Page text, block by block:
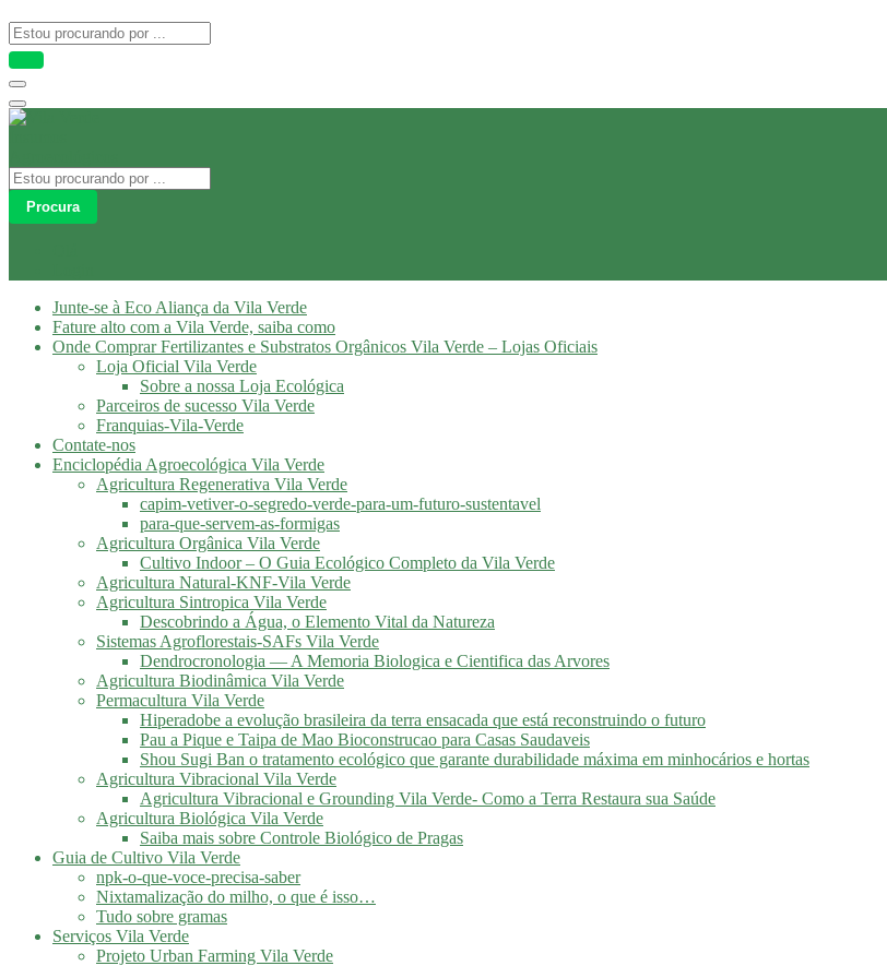
Procura
Junte-se à Eco Aliança da Vila Verde
Fature alto com a Vila Verde, saiba como
Onde Comprar Fertilizantes e Substratos Orgânicos Vila Verde – Lojas Oficiais
Loja Oficial Vila Verde
Sobre a nossa Loja Ecológica
Parceiros de sucesso Vila Verde
Franquias-Vila-Verde
Contate-nos
Enciclopédia Agroecológica Vila Verde
Agricultura Regenerativa Vila Verde
capim-vetiver-o-segredo-verde-para-um-futuro-sustentavel
para-que-servem-as-formigas
Agricultura Orgânica Vila Verde
Cultivo Indoor – O Guia Ecológico Completo da Vila Verde
Agricultura Natural-KNF-Vila Verde
Agricultura Sintropica Vila Verde
Descobrindo a Água, o Elemento Vital da Natureza
Sistemas Agroflorestais-SAFs Vila Verde
Dendrocronologia — A Memoria Biologica e Cientifica das Arvores
Agricultura Biodinâmica Vila Verde
Permacultura Vila Verde
Hiperadobe a evolução brasileira da terra ensacada que está reconstruindo o futuro
Pau a Pique e Taipa de Mao Bioconstrucao para Casas Saudaveis
Shou Sugi Ban o tratamento ecológico que garante durabilidade máxima em minhocários e hortas
Agricultura Vibracional Vila Verde
Agricultura Vibracional e Grounding Vila Verde- Como a Terra Restaura sua Saúde
Agricultura Biológica Vila Verde
Saiba mais sobre Controle Biológico de Pragas
Guia de Cultivo Vila Verde
npk-o-que-voce-precisa-saber
Nixtamalização do milho, o que é isso…
Tudo sobre gramas
Serviços Vila Verde
Projeto Urban Farming Vila Verde